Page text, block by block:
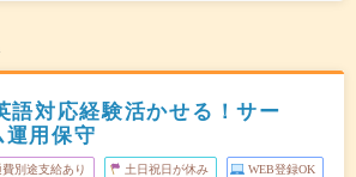
語対応経験活かせる！サー
用保守
費別途支給あり 土日祝日が休み WEB登録OK